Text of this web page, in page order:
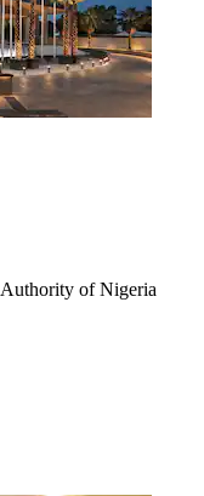
of Nigeria